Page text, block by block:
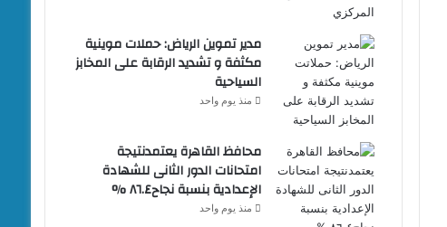
مدير تموين الرياض: حملات موينية
مكثفة و تشديد الرقابة على المخابز
السياحية
منذ يوم واحد
محافظ القاهرة يعتمدنتيجة
امتحانات الدور الثانى للشهادة
الإعدادية بنسبة نجاح٨٦.٤ %
منذ يوم واحد